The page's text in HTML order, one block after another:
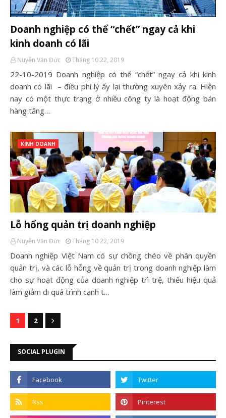
Doanh nghiệp có thể “chết” ngay cả khi
kinh doanh có lãi
Nuyễn Văn Đức Tháng 10 22, 2019
22-10-2019 Doanh nghiệp có thể “chết” ngay cả khi kinh
doanh có lãi – điều phi lý ấy lại thường xuyên xảy ra. Hiện
nay có một thực trạng ở nhiều công ty là hoạt động bán
hàng tăng…
KINH DOANH
Lỗ hổng quản trị doanh nghiệp
Nuyễn Văn Đức Tháng 10 22, 2019
Doanh nghiệp Việt Nam có sự chồng chéo về phân quyền
quản trị, và các lỗ hỗng về quản trị trong doanh nghiệp làm
cho sự hoạt động của doanh nghiệp trì trệ, thiếu hiệu quả
làm giảm đi quá trình cạnh t…
1 2
SOCIAL PLUGIN